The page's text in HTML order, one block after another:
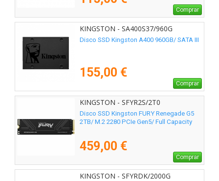
Comprar
KINGSTON - SA400S37/960G
Disco SSD Kingston A400 960GB/ SATA III
155,00 €
Comprar
KINGSTON - SFYR2S/2T0
Disco SSD Kingston FURY Renegade G5
2TB/ M.2 2280 PCIe Gen5/ Full Capacity
459,00 €
Comprar
KINGSTON - SFYRDK/2000G